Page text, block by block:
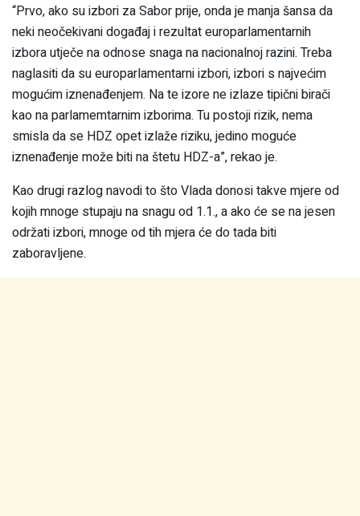
“Prvo, ako su izbori za Sabor prije, onda je manja šansa da
neki neočekivani događaj i rezultat europarlamentarnih
izbora utječe na odnose snaga na nacionalnoj razini. Treba
naglasiti da su europarlamentarni izbori, izbori s najvećim
mogućim iznenađenjem. Na te izore ne izlaze tipični birači
kao na parlamemtarnim izborima. Tu postoji rizik, nema
smisla da se HDZ opet izlaže riziku, jedino moguće
iznenađenje može biti na štetu HDZ-a”, rekao je.
Kao drugi razlog navodi to što Vlada donosi takve mjere od
kojih mnoge stupaju na snagu od 1.1., a ako će se na jesen
održati izbori, mnoge od tih mjera će do tada biti
zaboravljene.